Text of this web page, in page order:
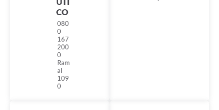
CO
080
0
167
200
0 -
Ram
al
109
0